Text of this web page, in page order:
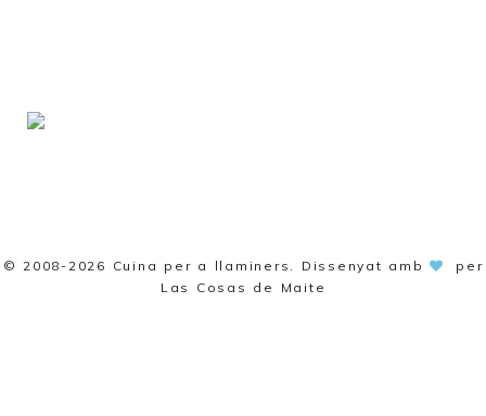
© 2008-2026 Cuina per a llaminers . Dissenyat amb
per
Las Cosas de Maite